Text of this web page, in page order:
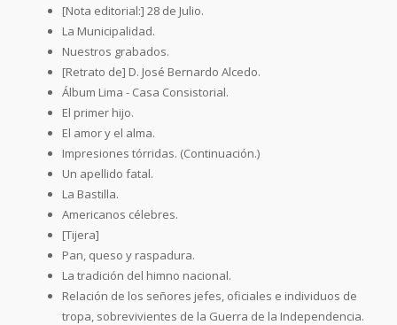
[Nota editorial:] 28 de Julio.
La Municipalidad.
Nuestros grabados.
[Retrato de] D. José Bernardo Alcedo.
Álbum Lima - Casa Consistorial.
El primer hijo.
El amor y el alma.
Impresiones tórridas. (Continuación.)
Un apellido fatal.
La Bastilla.
Americanos célebres.
[Tijera]
Pan, queso y raspadura.
La tradición del himno nacional.
Relación de los señores jefes, oficiales e individuos de
tropa, sobrevivientes de la Guerra de la Independencia.